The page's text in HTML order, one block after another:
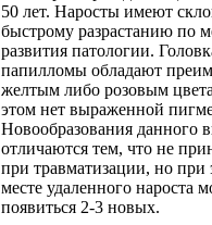
50 лет. Наросты имеют
быстрому разрастанию по
развития патологии.
папилломы обладают
желтым либо розовым
этом нет выраженной
Новообразования данного
отличаются тем, что не
при травматизации, но при
месте удаленного нароста
появиться 2-3 новых.